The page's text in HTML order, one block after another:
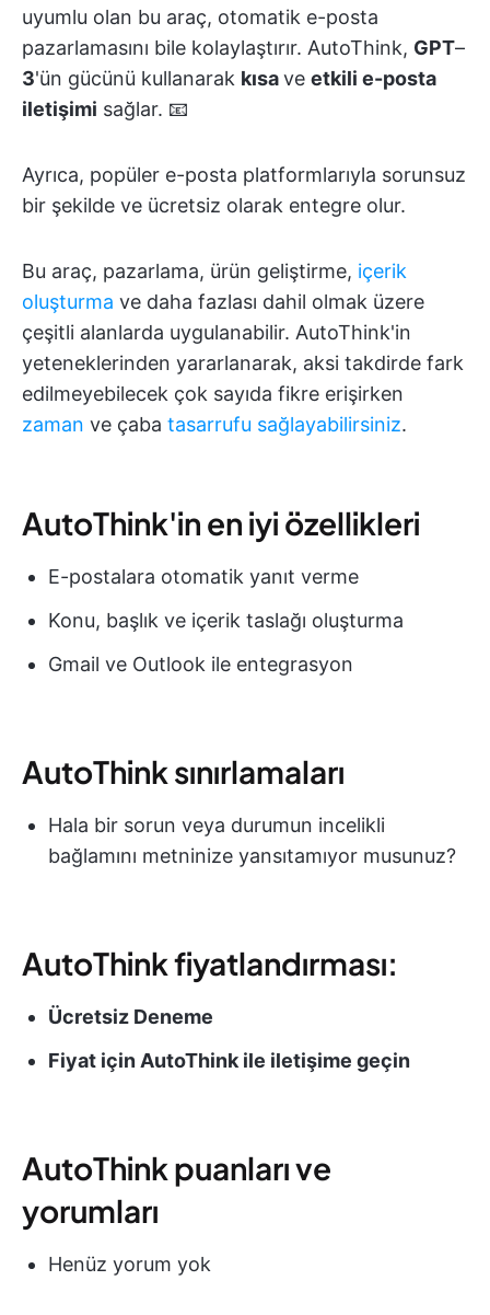
uyumlu olan bu araç, otomatik e-posta
pazarlamasını bile kolaylaştırır. AutoThink, GPT–
3'ün gücünü kullanarak kısave etkili e-posta
iletişimi sağlar. 📧
Ayrıca, popüler e-posta platformlarıyla sorunsuz
bir şekilde ve ücretsiz olarak entegre olur.
Bu araç, pazarlama, ürün geliştirme, içerik
oluşturma ve daha fazlası dahil olmak üzere
çeşitli alanlarda uygulanabilir. AutoThink'in
yeteneklerinden yararlanarak, aksi takdirde fark
edilmeyebilecek çok sayıda fikre erişirken
zaman ve çaba tasarrufu sağlayabilirsiniz.
AutoThink'in en iyi özellikleri
E-postalara otomatik yanıt verme
Konu, başlık ve içerik taslağı oluşturma
Gmail ve Outlook ile entegrasyon
AutoThink sınırlamaları
Hala bir sorun veya durumun incelikli
bağlamını metninize yansıtamıyor musunuz?
AutoThink fiyatlandırması:
Ücretsiz Deneme
Fiyat için AutoThink ile iletişime geçin
AutoThink puanları ve
yorumları
Henüz yorum yok